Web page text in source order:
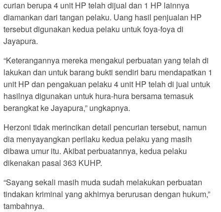
curian berupa 4 unit HP telah dijual dan 1 HP lainnya
diamankan dari tangan pelaku. Uang hasil penjualan HP
tersebut digunakan kedua pelaku untuk foya-foya di
Jayapura.
“Keterangannya mereka mengakui perbuatan yang telah di
lakukan dan untuk barang bukti sendiri baru mendapatkan 1
unit HP dan pengakuan pelaku 4 unit HP telah di jual untuk
hasilnya digunakan untuk hura-hura bersama temasuk
berangkat ke Jayapura,” ungkapnya.
Herzoni tidak merincikan detail pencurian tersebut, namun
dia menyayangkan perilaku kedua pelaku yang masih
dibawa umur itu. Akibat perbuatannya, kedua pelaku
dikenakan pasal 363 KUHP.
“Sayang sekali masih muda sudah melakukan perbuatan
tindakan kriminal yang akhirnya berurusan dengan hukum,”
tambahnya.